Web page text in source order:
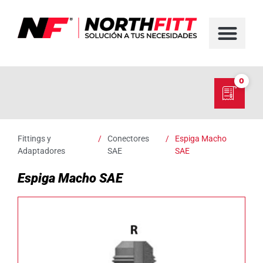
0
Fittings y
Adaptadores
/
Conectores
SAE
/
Espiga Macho
SAE
Espiga Macho SAE